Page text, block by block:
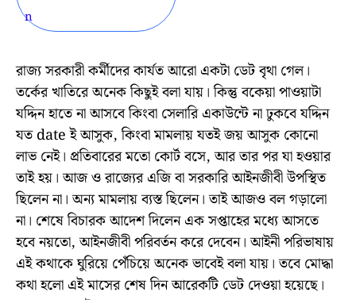
রাজ্য সরকারী কর্মীদের কার্যত আরো একটা ডেট বৃথা গেল।
তর্কের খাতিরে অনেক কিছুই বলা যায়। কিন্তু বকেয়া পাওয়াটা
যদ্দিন হাতে না আসবে কিংবা সেলারি একাউন্টে না ঢুকবে যদ্দিন
যত date ই আসুক, কিংবা মামলায় যতই জয় আসুক কোনো
লাভ নেই। প্রতিবারের মতো কোর্ট বসে, আর তার পর যা হওয়ার
তাই হয়। আজ ও রাজ্যের এজি বা সরকারি আইনজীবী উপস্থিত
ছিলেন না। অন্য মামলায় ব্যস্ত ছিলেন। তাই আজও বল গড়ালো
না। শেষে বিচারক আদেশ দিলেন এক সপ্তাহের মধ্যে আসতে
হবে নয়তো, আইনজীবী পরিবর্তন করে দেবেন। আইনী পরিভাষায়
এই কথাকে ঘুরিয়ে পেঁচিয়ে অনেক ভাবেই বলা যায়। তবে মোদ্ধা
কথা হলো এই মাসের শেষ দিন আরেকটি ডেট দেওয়া হয়েছে।